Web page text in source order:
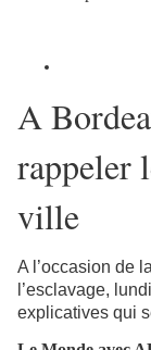
A
rappeler
ville
A l’occasion de
l’esclavage,
explicatives qui